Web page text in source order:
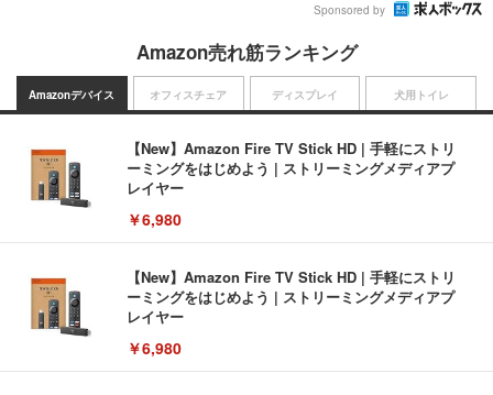
Sponsored by
Amazon売れ筋ランキング
Amazonデバイス
【New】Amazon Fire TV Stick HD | 手軽にストリ
ーミングをはじめよう | ストリーミングメディアプ
レイヤー
￥6,980
【New】Amazon Fire TV Stick HD | 手軽にストリ
ーミングをはじめよう | ストリーミングメディアプ
レイヤー
￥6,980
オフィスチェア ディスプレイ 犬用トイレ